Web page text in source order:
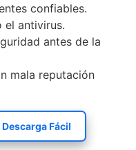
confiables.
el antivirus.
antes de la
mala reputación
Fácil